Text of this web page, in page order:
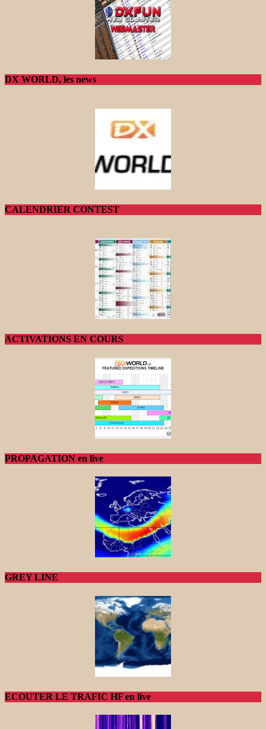
DX WORLD, les news
CALENDRIER CONTEST
ACTIVATIONS EN COURS
PROPAGATION en live
GREY LINE
ECOUTER LE TRAFIC HF en live